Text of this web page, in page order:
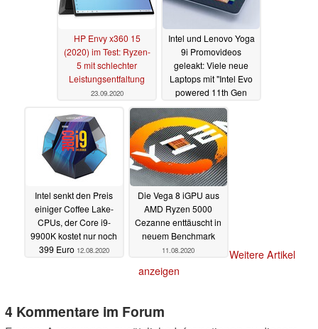
HP Envy x360 15
(2020) im Test: Ryzen-
5 mit schlechter
Leistungsentfaltung
23.09.2020
Intel und Lenovo Yoga
9i Promovideos
geleakt: Viele neue
Laptops mit "Intel Evo
powered 11th Gen
Core" aka Tiger Lake
sowie Iris Xe in Kürze
29.08.2020
Intel senkt den Preis
einiger Coffee Lake-
CPUs, der Core i9-
9900K kostet nur noch
399 Euro 12.08.2020
Die Vega 8 iGPU aus
AMD Ryzen 5000
Cezanne enttäuscht in
neuem Benchmark
11.08.2020
Weitere Artikel
anzeigen
4 Kommentare im Forum